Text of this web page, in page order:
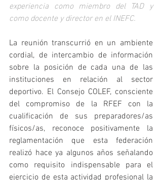
experiencia como miembro del TAD y
como docente y director en el INEFC.
La reunión transcurrió en un ambiente
cordial, de intercambio de información
sobre la posición de cada una de las
instituciones en relación al sector
deportivo. El Consejo COLEF, consciente
del compromiso de la RFEF con la
cualificación de sus preparadores/as
físicos/as, reconoce positivamente la
reglamentación que esta federación
realizó hace ya algunos años señalando
como requisito indispensable para el
ejercicio de esta actividad profesional la